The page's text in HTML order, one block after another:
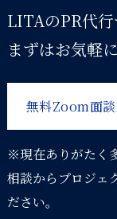
LITAのPR代
まずはお気軽
無料Zoom面
※現在ありがたく
相談からプロジェ
ださい。